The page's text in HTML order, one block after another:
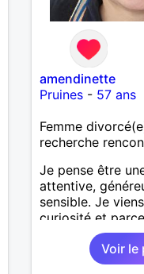
amendinette
Pruines- 57 ans
Femme
recherche
Je pense être
attentive,
sensible. Je
curiosité et
sentiment que
temps, le destin
petit coup de
Voir le